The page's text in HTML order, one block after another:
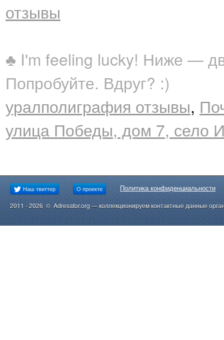
отзывы
♣ I'm feeling lucky! Ниже —
Попробуйте. Вдруг? :)
уралполиграфия отзывы,
улица Победы, дом 7, село
Наш твиттер О проекте Политика конфиденциальности
2011 - 2026 © Adresator.org — коллекционируем контактные данные